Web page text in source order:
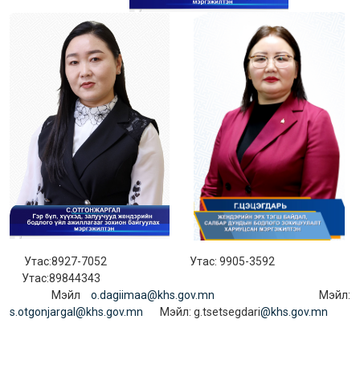
Утас:8927-7052 Утас: 9905-3592
Утас:89844343
Мэйл o.dagiimaa@khs.gov.mn Мэйл:
s.otgonjargal@khs.gov.mn
Мэйл: g.tsetsegdari@khs.gov.mn